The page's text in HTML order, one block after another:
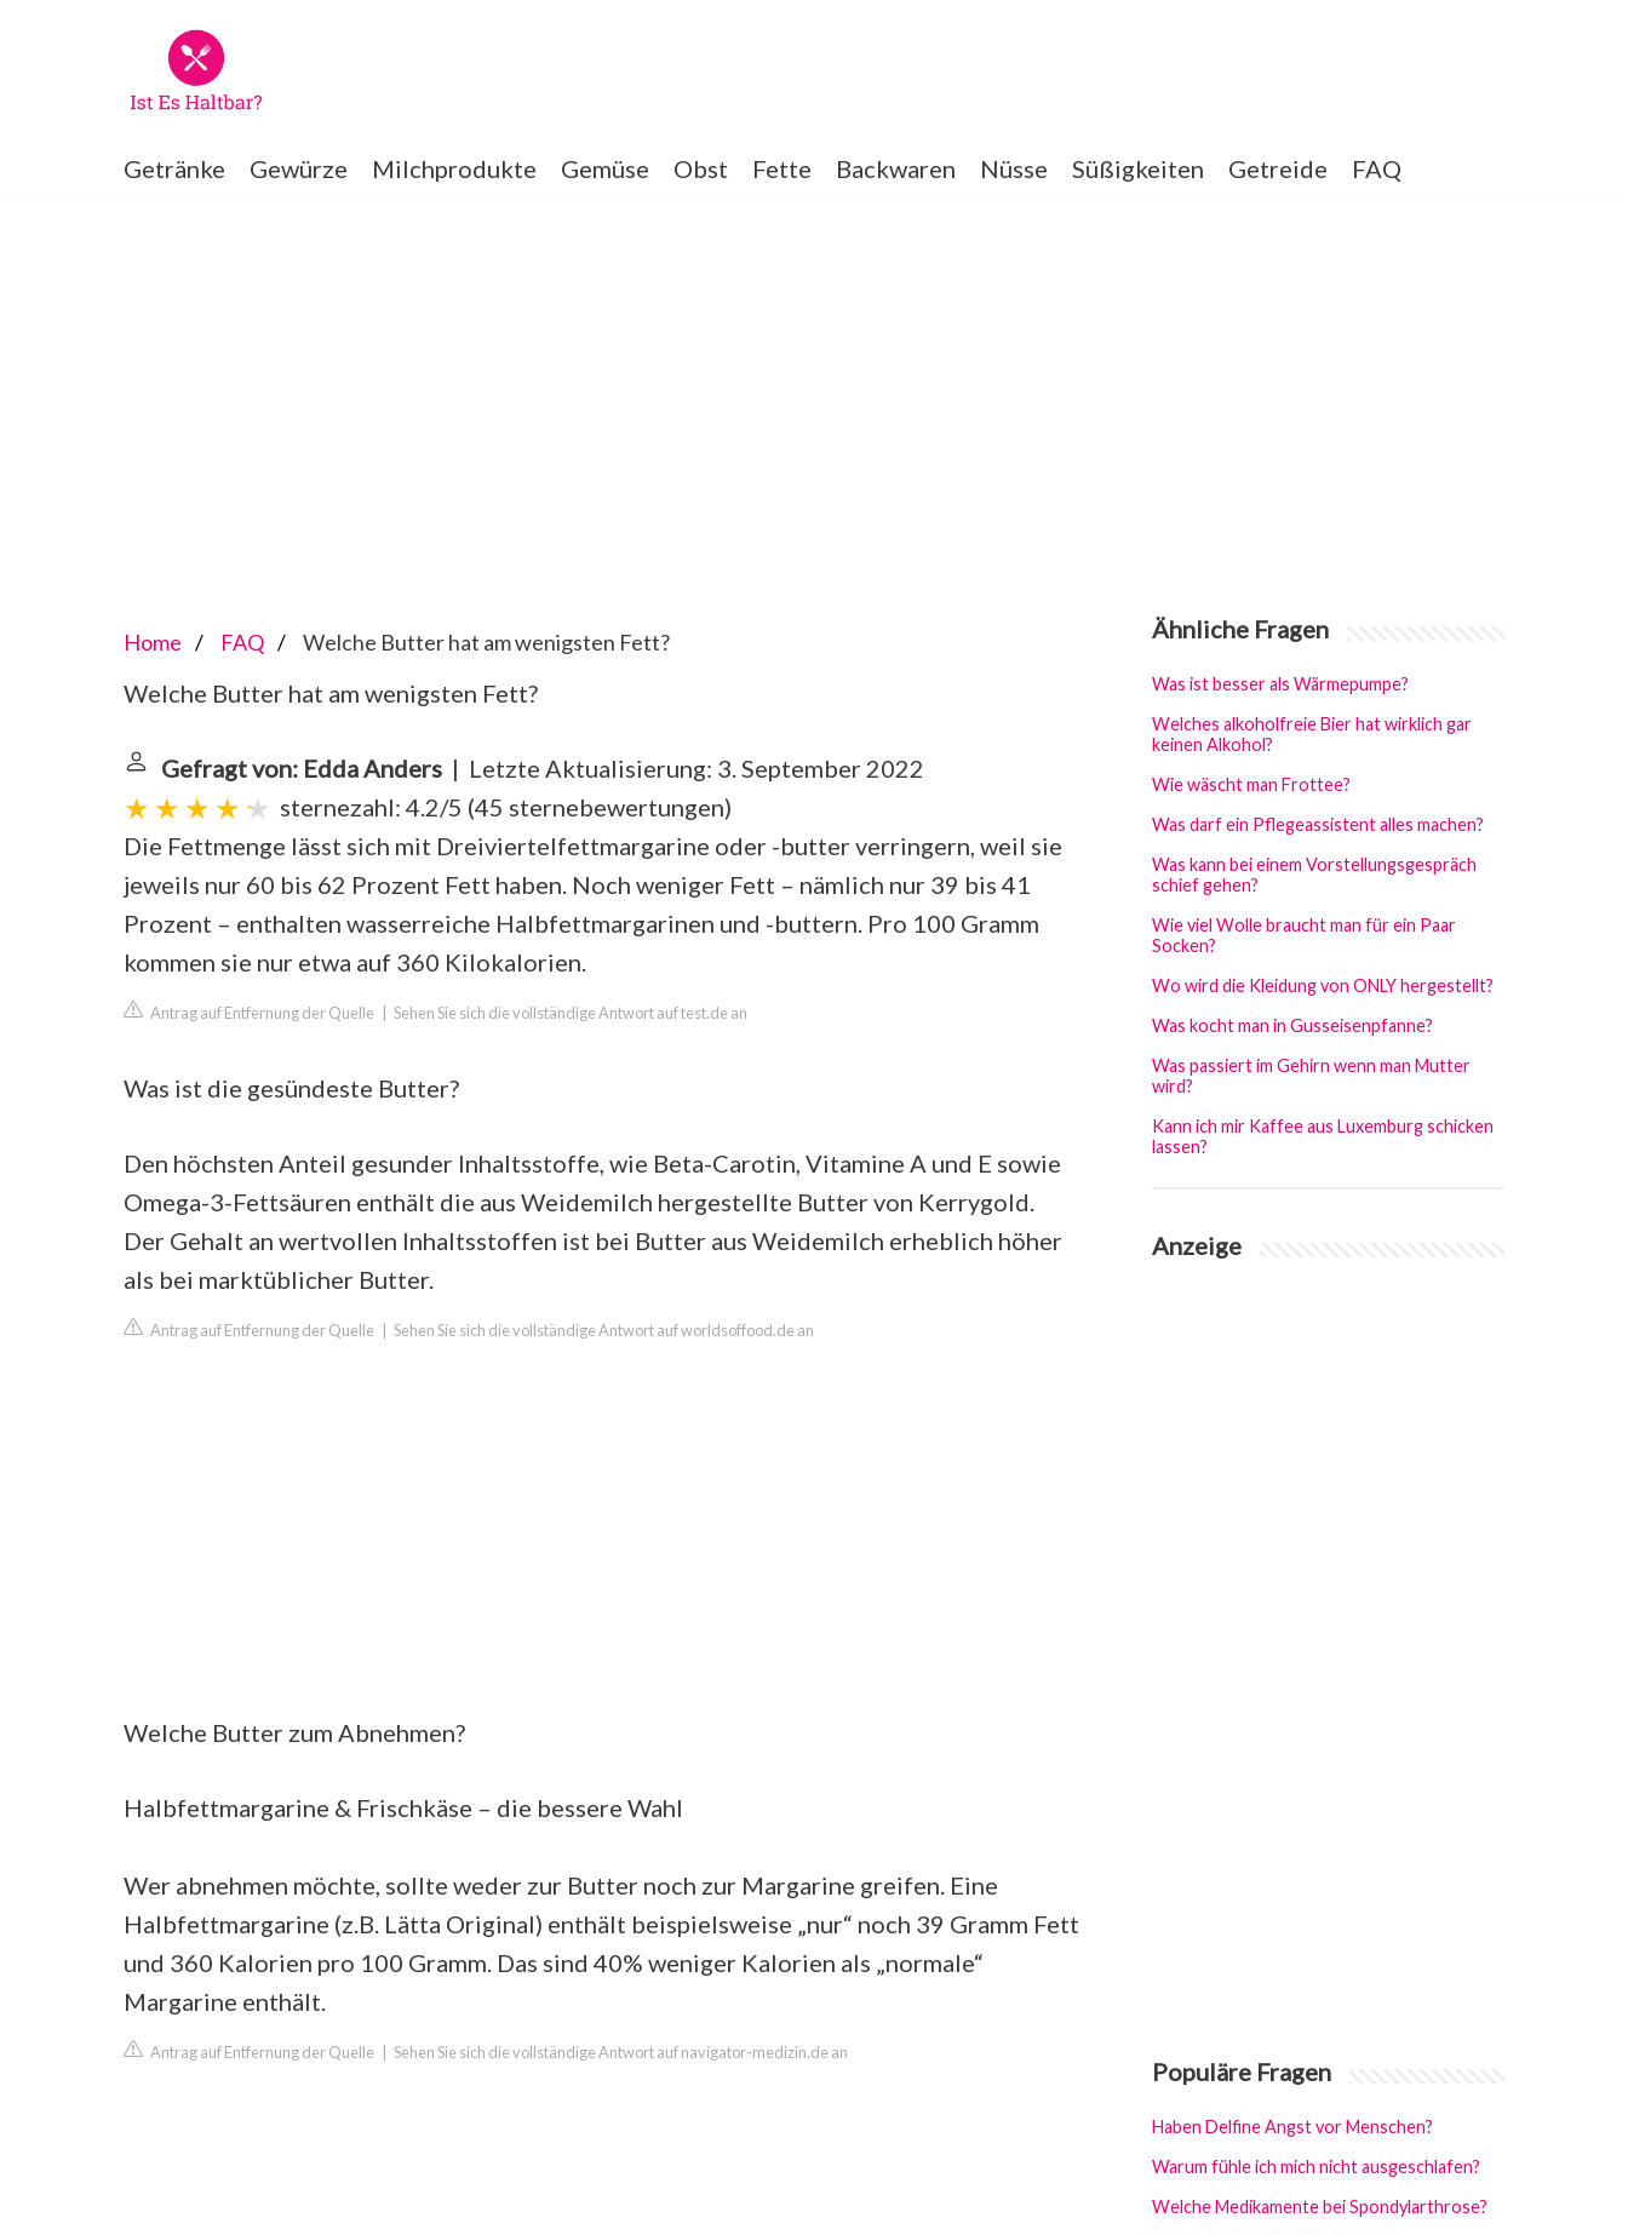
Getränke Gewürze Milchprodukte Gemüse Obst Fette Backwaren Nüsse Süßigkeiten Getreide FAQ
Home FAQ Welche Butter hat am wenigsten Fett?
Welche Butter hat am wenigsten Fett?
Gefragt von: Edda Anders | Letzte Aktualisierung: 3. September 2022
sternezahl: 4.2/5 (45 sternebewertungen)
Die Fettmenge lässt sich mit Dreiviertelfettmargarine oder -butter verringern, weil sie
jeweils nur 60 bis 62 Prozent Fett haben. Noch weniger Fett – nämlich nur 39 bis 41
Prozent – enthalten wasserreiche Halbfettmargarinen und -buttern. Pro 100 Gramm
kommen sie nur etwa auf 360 Kilokalorien.
Antrag auf Entfernung der Quelle Sehen Sie sich die vollständige Antwort auf test.de an
Was ist die gesündeste Butter?
Den höchsten Anteil gesunder Inhaltsstoffe, wie Beta-Carotin, Vitamine A und E sowie
Omega-3-Fettsäuren enthält die aus Weidemilch hergestellte Butter von Kerrygold.
Der Gehalt an wertvollen Inhaltsstoffen ist bei Butter aus Weidemilch erheblich höher
als bei marktüblicher Butter.
Antrag auf Entfernung der Quelle Sehen Sie sich die vollständige Antwort auf worldsoffood.de an
Welche Butter zum Abnehmen?
Halbfettmargarine & Frischkäse – die bessere Wahl
Wer abnehmen möchte, sollte weder zur Butter noch zur Margarine greifen. Eine
Halbfettmargarine (z.B. Lätta Original) enthält beispielsweise „nur“ noch 39 Gramm Fett
und 360 Kalorien pro 100 Gramm. Das sind 40% weniger Kalorien als „normale“
Margarine enthält.
Antrag auf Entfernung der Quelle Sehen Sie sich die vollständige Antwort auf navigator-medizin.de an
Ähnliche Fragen
Was ist besser als Wärmepumpe?
Welches alkoholfreie Bier hat wirklich gar
keinen Alkohol?
Wie wäscht man Frottee?
Was darf ein Pflegeassistent alles machen?
Was kann bei einem Vorstellungsgespräch
schief gehen?
Wie viel Wolle braucht man für ein Paar
Socken?
Wo wird die Kleidung von ONLY hergestellt?
Was kocht man in Gusseisenpfanne?
Was passiert im Gehirn wenn man Mutter
wird?
Kann ich mir Kaffee aus Luxemburg schicken
lassen?
Anzeige
Populäre Fragen
Haben Delfine Angst vor Menschen?
Warum fühle ich mich nicht ausgeschlafen?
Welche Medikamente bei Spondylarthrose?